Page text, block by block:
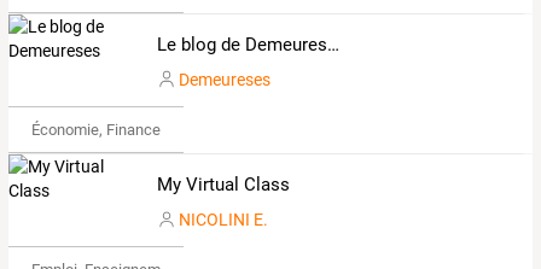
Le blog de Demeureses
Demeureses
Économie, Finance & Droit
My Virtual Class
NICOLINI E.